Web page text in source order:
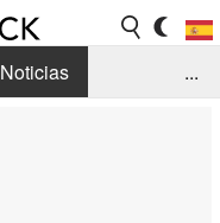
Noticias
...